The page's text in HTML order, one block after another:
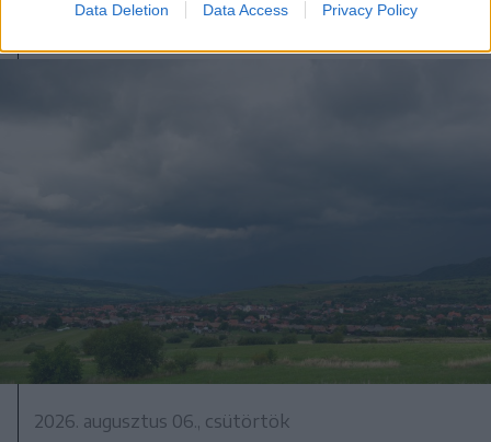
Data Deletion Data Access Privacy Policy
2026. augusztus 06., csütörtök